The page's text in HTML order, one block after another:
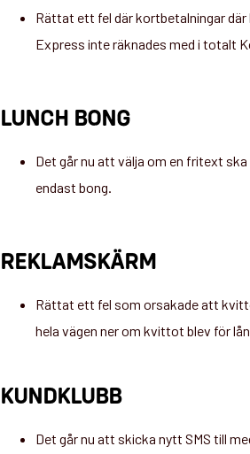
Rättat ett fel där kortbetalningar där
Express inte räknades med i totalt
LUNCH BONG
Det går nu att välja om en fritext
endast bong.
REKLAMSKÄRM
Rättat ett fel som orsakade att
hela vägen ner om kvittot blev för
KUNDKLUBB
Det går nu att skicka nytt SMS till